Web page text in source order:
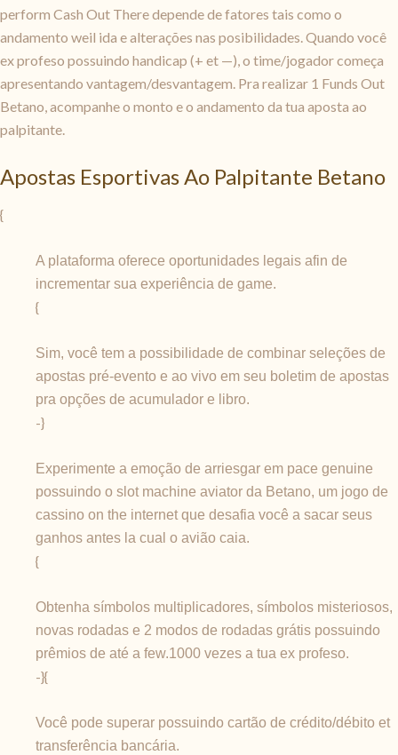
perform Cash Out There depende de fatores tais como o
andamento weil ida e alterações nas posibilidades. Quando você
ex profeso possuindo handicap (+ et —), o time/jogador começa
apresentando vantagem/desvantagem. Pra realizar 1 Funds Out
Betano, acompanhe o monto e o andamento da tua aposta ao
palpitante.
Apostas Esportivas Ao Palpitante Betano
{
A plataforma oferece oportunidades legais afin de
incrementar sua experiência de game.
{
Sim, você tem a possibilidade de combinar seleções de
apostas pré-evento e ao vivo em seu boletim de apostas
pra opções de acumulador e libro.
-}
Experimente a emoção de arriesgar em pace genuine
possuindo o slot machine aviator da Betano, um jogo de
cassino on the internet que desafia você a sacar seus
ganhos antes la cual o avião caia.
{
Obtenha símbolos multiplicadores, símbolos misteriosos,
novas rodadas e 2 modos de rodadas grátis possuindo
prêmios de até a few.1000 vezes a tua ex profeso.
-}{
Você pode superar possuindo cartão de crédito/débito et
transferência bancária.